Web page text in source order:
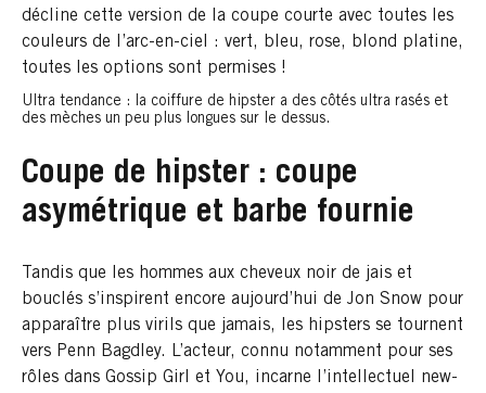
décline cette version de la coupe courte avec toutes les
couleurs de l’arc-en-ciel : vert, bleu, rose, blond platine,
toutes les options sont permises !
Ultra tendance : la coiffure de hipster a des côtés ultra rasés et
des mèches un peu plus longues sur le dessus.
Coupe de hipster : coupe
asymétrique et barbe fournie
Tandis que les hommes aux cheveux noir de jais et
bouclés s’inspirent encore aujourd’hui de Jon Snow pour
apparaître plus virils que jamais, les hipsters se tournent
vers Penn Bagdley. L’acteur, connu notamment pour ses
rôles dans Gossip Girl et You, incarne l’intellectuel new-